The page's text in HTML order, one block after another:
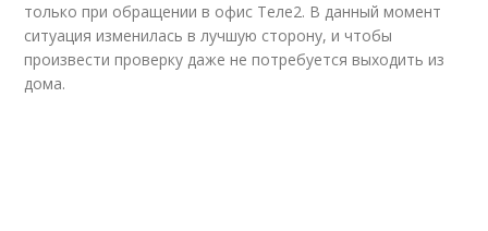
только при обращении в офис Теле2. В данный момент
ситуация изменилась в лучшую сторону, и чтобы
произвести проверку даже не потребуется выходить из
дома.